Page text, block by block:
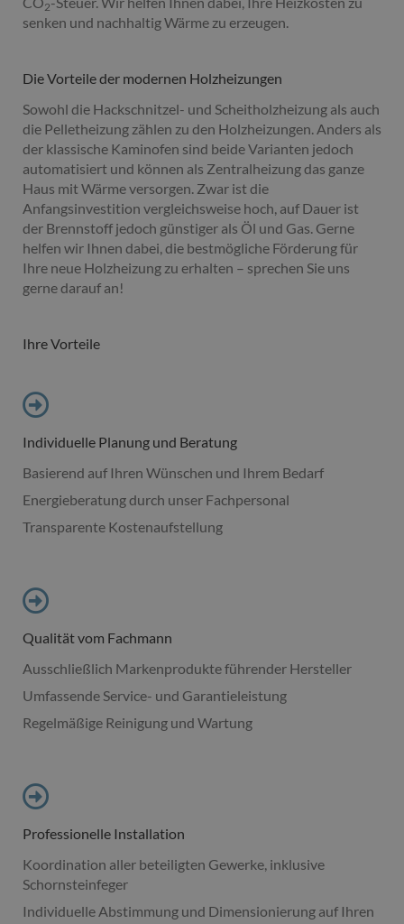
2
senken und nachhaltig Wärme zu erzeugen.
Die Vorteile der modernen Holzheizungen
Sowohl die Hackschnitzel- und Scheitholzheizung als auch
die Pelletheizung zählen zu den Holzheizungen. Anders als
der klassische Kaminofen sind beide Varianten jedoch
automatisiert und können als Zentralheizung das ganze
Haus mit Wärme versorgen. Zwar ist die
Anfangsinvestition vergleichsweise hoch, auf Dauer ist
der Brennstoff jedoch günstiger als Öl und Gas. Gerne
helfen wir Ihnen dabei, die bestmögliche Förderung für
Ihre neue Holzheizung zu erhalten – sprechen Sie uns
gerne darauf an!
Ihre Vorteile
Individuelle Planung und Beratung
Basierend auf Ihren Wünschen und Ihrem Bedarf
Energieberatung durch unser Fachpersonal
Transparente Kostenaufstellung
Qualität vom Fachmann
Ausschließlich Markenprodukte führender Hersteller
Umfassende Service- und Garantieleistung
Regelmäßige Reinigung und Wartung
Professionelle Installation
Koordination aller beteiligten Gewerke, inklusive
Schornsteinfeger
Individuelle Abstimmung und Dimensionierung auf Ihren